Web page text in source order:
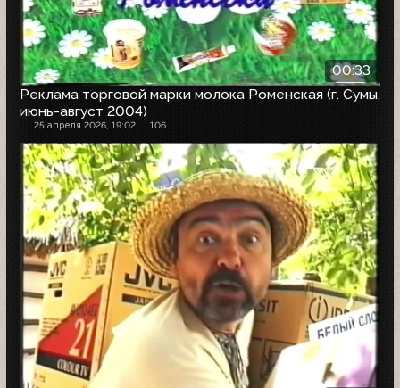
00:33
Реклама торговой марки молока Роменская (г. Сумы,
июнь-август 2004)
25 апреля 2026, 19:02 106